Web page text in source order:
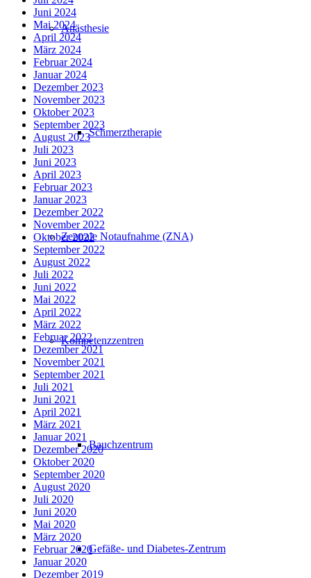
Anästhesie
Schmerztherapie
Zentrale Notaufnahme (ZNA)
Kompetenzzentren
Bauchzentrum
Gefäße- und Diabetes-Zentrum
Juni 2024
Mai 2024
April 2024
März 2024
Februar 2024
Januar 2024
Dezember 2023
November 2023
Oktober 2023
September 2023
August 2023
Juli 2023
Juni 2023
April 2023
Februar 2023
Januar 2023
Dezember 2022
November 2022
Oktober 2022
September 2022
August 2022
Juli 2022
Juni 2022
Mai 2022
April 2022
März 2022
Februar 2022
Dezember 2021
November 2021
September 2021
Juli 2021
Juni 2021
April 2021
März 2021
Januar 2021
Dezember 2020
Oktober 2020
September 2020
August 2020
Juli 2020
Juni 2020
Mai 2020
März 2020
Februar 2020
Januar 2020
Dezember 2019